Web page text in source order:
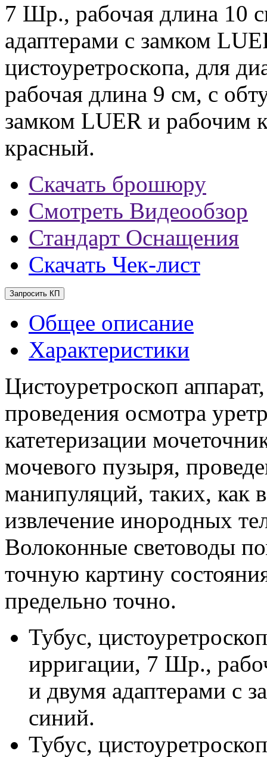
7 Шр., рабочая длина 10
адаптерами с замком
цистоуретроскопа, для
рабочая длина 9 см, с
замком LUER и рабочим
красный.
Скачать брошюру
Смотреть Видеообзор
Стандарт Оснащения
Скачать Чек-лист
Запросить КП
Общее описание
Характеристики
Цистоуретроскоп
проведения осмотра
катетеризации
мочевого пузыря,
манипуляций, таких, как
извлечение инородных
Волоконные световоды
точную картину
предельно точно.
Тубус,
ирригации, 7 Шр.,
и двумя адаптерами с
синий.
Тубус,